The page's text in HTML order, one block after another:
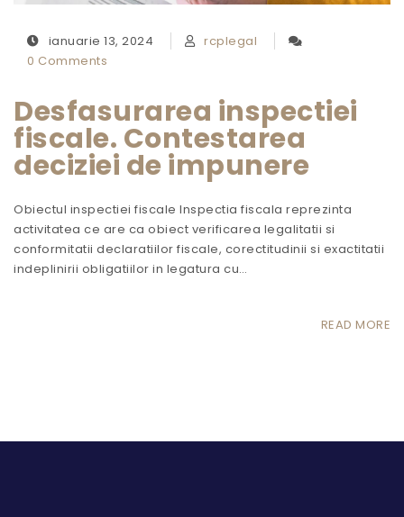
ianuarie 13, 2024
rcplegal
0 Comments
Desfasurarea inspectiei
fiscale. Contestarea
deciziei de impunere
Obiectul inspectiei fiscale Inspectia fiscala reprezinta
activitatea ce are ca obiect verificarea legalitatii si
conformitatii declaratiilor fiscale, corectitudinii si exactitatii
indeplinirii obligatiilor in legatura cu…
READ MORE